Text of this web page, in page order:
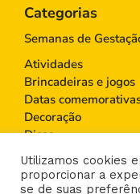
Categorias
Semanas de
Atividades
Brincadeiras e jogos
Datas
Decoração
Dicas
Educação Infantil
Gravidez
Maternidade
Utilizamos cookies
proporcionar a
se de suas